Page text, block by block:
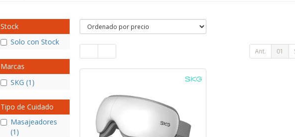
Stock
Solo con Stock
Marcas
SKG (1)
Tipo de Cuidado
Masajeadores
(1)
Ant. 01